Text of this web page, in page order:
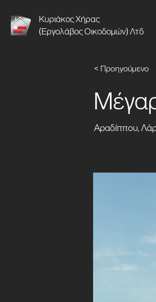
Κυριάκος Χήρας
(Εργολάβος Οικοδομών) Λτδ
< Προηγούμενο
Αραδίππου,